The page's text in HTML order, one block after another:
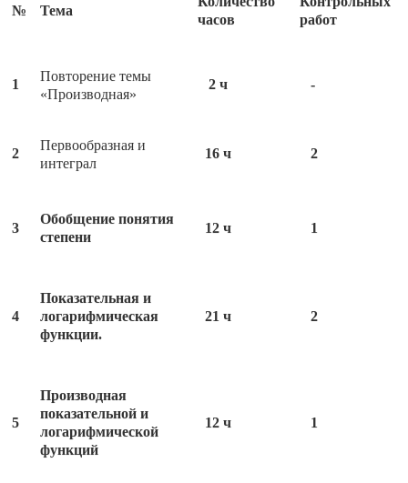
№ Тема
часов
работ
1
Повторение темы
«Производная»
2 ч -
2
Первообразная и
интеграл
16 ч 2
3
Обобщение понятия
степени
12 ч 1
4
Показательная и
логарифмическая
функции.
21 ч 2
5
Производная
показательной и
логарифмической
функций
12 ч 1